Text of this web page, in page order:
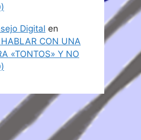
Digital en
CON UNA
«TONTOS» Y NO